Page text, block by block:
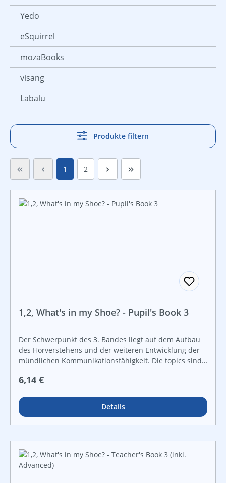
Yedo
eSquirrel
mozaBooks
visang
Labalu
Produkte filtern
Seite
1 Seite
2
1,2, What's in my Shoe? - Pupil's Book 3
Der Schwerpunkt des 3. Bandes liegt auf dem Aufbau
des Hörverstehens und der weiteren Entwicklung der
mündlichen Kommunikationsfähigkeit. Die topics sind
Jahreskreis. Wie auch bei den Bänden 1 und 2 gibt es
beim Aufbau einer Satzstruktur zu helfen.
Handlungsorientierte Aufgaben wie Ausschneiden und
Kleben, gelenktes Zuordnen und Nummerieren sowie
sanften Einstieg in das Lesen der englischen Schrift.
Regulärer Preis:
6,14 €
Details